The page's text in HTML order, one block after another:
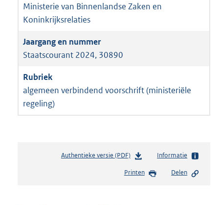
Ministerie van Binnenlandse Zaken en
Koninkrijksrelaties
Staatscourant 2024, 30890
algemeen verbindend voorschrift (ministeriële
regeling)
Authentieke versie (PDF)b
s
Informatie
Printen Delen